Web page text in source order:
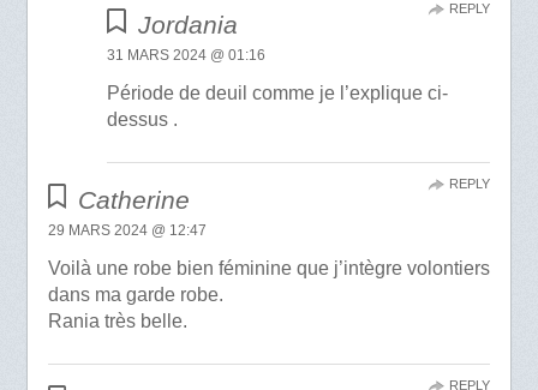
Jordania
31 MARS 2024 @ 01:16
Période de deuil comme je l’explique ci-
dessus .
REPLY
Catherine
29 MARS 2024 @ 12:47
Voilà une robe bien féminine que j’intègre volontiers
dans ma garde robe.
Rania très belle.
REPLY
REPLY